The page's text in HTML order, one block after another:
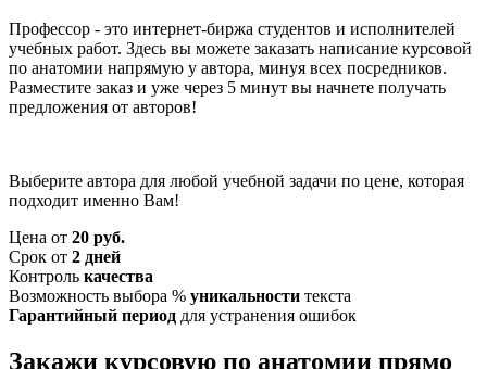
Профессор - это интернет-биржа студентов и исполнителей
учебных работ. Здесь вы можете заказать написание курсовой
по анатомии напрямую у автора, минуя всех посредников.
Разместите заказ и уже через 5 минут вы начнете получать
предложения от авторов!
Выберите автора для любой учебной задачи по цене, которая
подходит именно Вам!
Цена от 20 руб.
Срок от 2 дней
Контроль качества
Возможность выбора % уникальности текста
Гарантийный период для устранения ошибок
Закажи курсовую по анатомии прямо